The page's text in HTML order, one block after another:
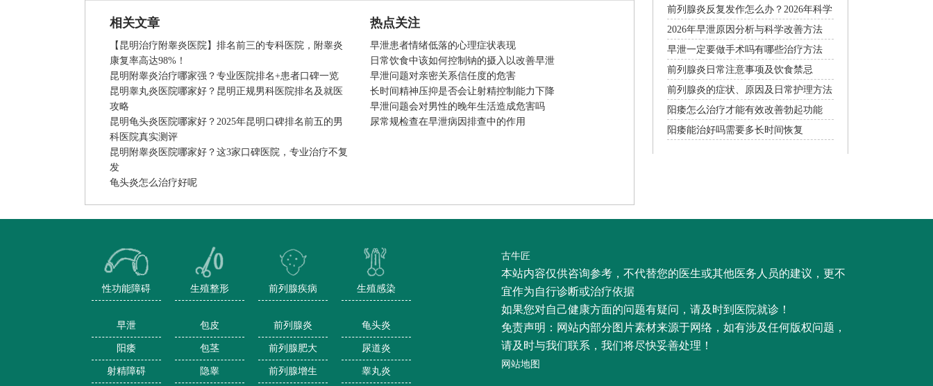
相关文章
【昆明治疗附睾炎医院】排名前三的专科医院，附睾炎
康复率高达98%！
昆明附睾炎治疗哪家强？专业医院排名+患者口碑一览
昆明睾丸炎医院哪家好？昆明正规男科医院排名及就医
攻略
昆明龟头炎医院哪家好？2025年昆明口碑排名前五的男
科医院真实测评
昆明附睾炎医院哪家好？这3家口碑医院，专业治疗不复
发
龟头炎怎么治疗好呢
热点关注
早泄患者情绪低落的心理症状表现
日常饮食中该如何控制钠的摄入以改善早泄
早泄问题对亲密关系信任度的危害
长时间精神压抑是否会让射精控制能力下降
早泄问题会对男性的晚年生活造成危害吗
尿常规检查在早泄病因排查中的作用
科学诊疗与预防方法全解析
前列腺炎反复发作怎么办？2026年科学
调理与日常护理指南
2026年早泄原因分析与科学改善方法
早泄一定要做手术吗有哪些治疗方法
前列腺炎日常注意事项及饮食禁忌
前列腺炎的症状、原因及日常护理方法
阳痿怎么治疗才能有效改善勃起功能
阳痿能治好吗需要多长时间恢复
性功能障碍
早泄
阳痿
射精障碍
生殖整形
包皮
包茎
隐睾
前列腺疾病
前列腺炎
前列腺肥大
前列腺增生
生殖感染
龟头炎
尿道炎
睾丸炎
古牛匠
本站内容仅供咨询参考，不代替您的医生或其他医务人员的建议，更不
宜作为自行诊断或治疗依据
如果您对自己健康方面的问题有疑问，请及时到医院就诊！
免责声明：网站内部分图片素材来源于网络，如有涉及任何版权问题，
请及时与我们联系，我们将尽快妥善处理！
网站地图